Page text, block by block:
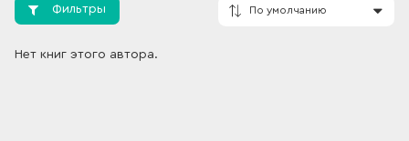
Фильтры
Нет книг этого автора.